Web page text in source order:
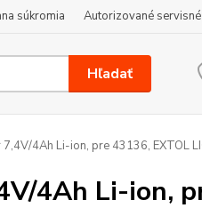
súkromia Autorizované
Hľadať
4Ah Li-ion, pre 43136, EXTOL
4Ah Li-ion,